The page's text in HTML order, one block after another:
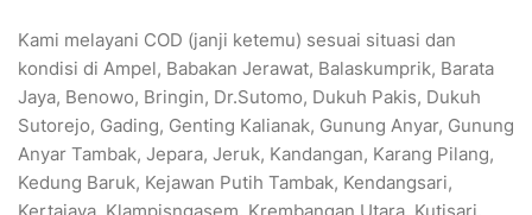
Kami melayani COD (janji ketemu) sesuai situasi dan
kondisi di Ampel, Babakan Jerawat, Balaskumprik, Barata
Jaya, Benowo, Bringin, Dr.Sutomo, Dukuh Pakis, Dukuh
Sutorejo, Gading, Genting Kalianak, Gunung Anyar, Gunung
Anyar Tambak, Jepara, Jeruk, Kandangan, Karang Pilang,
Kedung Baruk, Kejawan Putih Tambak, Kendangsari,